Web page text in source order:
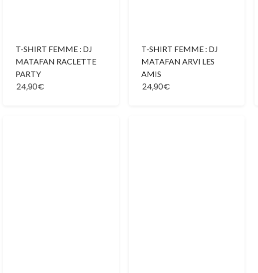
T-SHIRT FEMME : DJ
MATAFAN RACLETTE
PARTY
24,90€
T-SHIRT FEMME : DJ
MATAFAN ARVI LES
AMIS
24,90€